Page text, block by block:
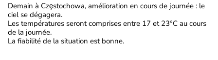
Demain à Częstochowa, amélioration en cours de journée : le
ciel se dégagera.
Les températures seront comprises entre 17 et 23°C au cours
de la journée.
La fiabilité de la situation est bonne.